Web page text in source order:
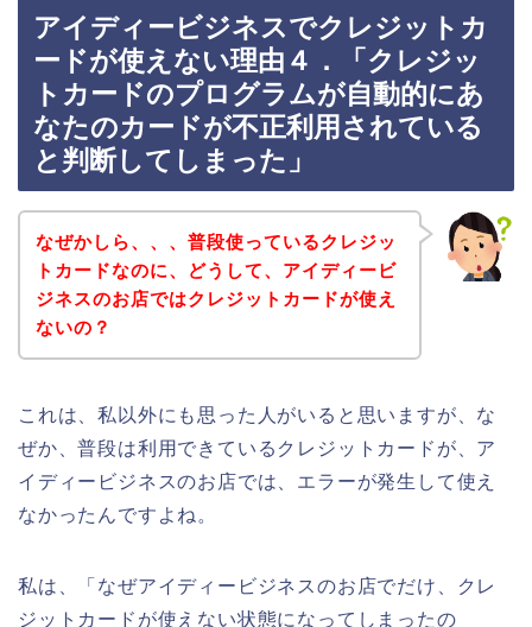
アイディービジネスでクレジットカ
ードが使えない理由４．「クレジッ
トカードのプログラムが自動的にあ
なたのカードが不正利用されている
と判断してしまった」
なぜかしら、、、普段使っているクレジッ
トカードなのに、どうして、アイディービ
ジネスのお店ではクレジットカードが使え
ないの？
これは、私以外にも思った人がいると思いますが、な
ぜか、普段は利用できているクレジットカードが、ア
イディービジネスのお店では、エラーが発生して使え
なかったんですよね。
私は、「なぜアイディービジネスのお店でだけ、クレ
ジットカードが使えない状態になってしまったの